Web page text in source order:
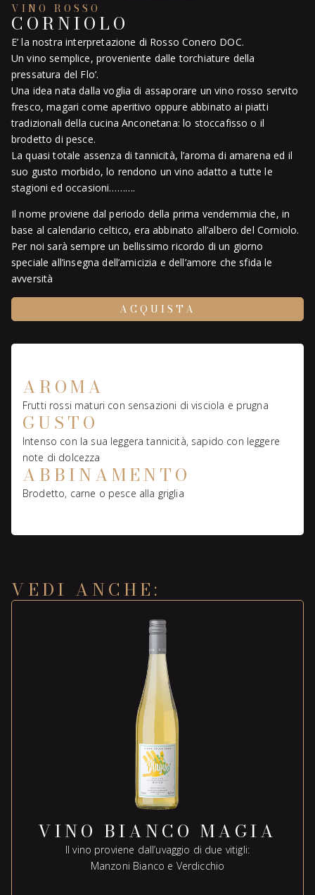
VINO ROSSO
CORNIOLO
E’ la nostra interpretazione di Rosso Conero DOC.
Un vino semplice, proveniente dalle torchiature della
pressatura del Flo’.
Una idea nata dalla voglia di assaporare un vino rosso servito
fresco, magari come aperitivo oppure abbinato ai piatti
tradizionali della cucina Anconetana: lo stoccafisso o il
brodetto di pesce.
La quasi totale assenza di tannicità, l’aroma di amarena ed il
suo gusto morbido, lo rendono un vino adatto a tutte le
stagioni ed occasioni……….
Il nome proviene dal periodo della prima vendemmia che, in
base al calendario celtico, era abbinato all’albero del Corniolo.
Per noi sarà sempre un bellissimo ricordo di un giorno
speciale all’insegna dell’amicizia e dell’amore che sfida le
avversità
ACQUISTA
AROMA
Frutti rossi maturi con sensazioni di visciola e prugna
GUSTO
Intenso con la sua leggera tannicità, sapido con leggere
note di dolcezza
ABBINAMENTO
Brodetto, carne o pesce alla griglia
VEDI ANCHE:
VINO BIANCO MAGIA
Il vino proviene dall’uvaggio di due vitigli:
Manzoni Bianco e Verdicchio